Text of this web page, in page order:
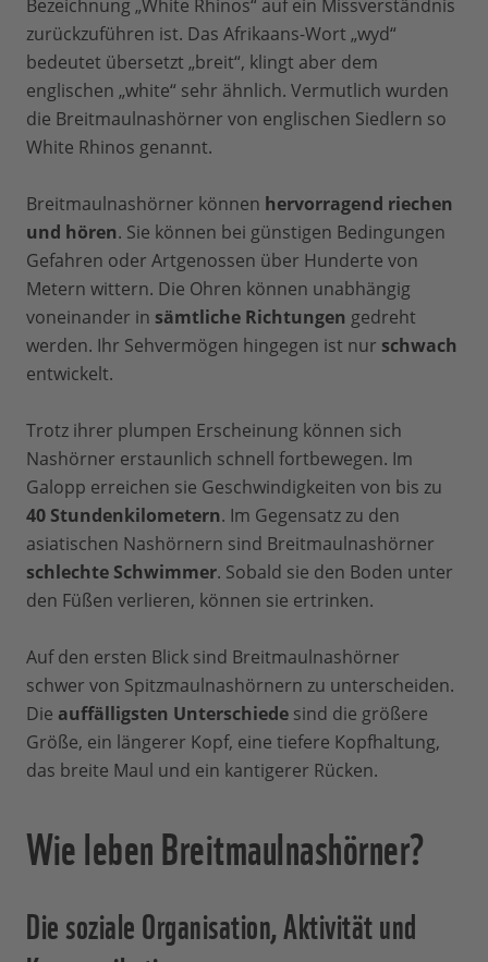
Bezeichnung „White Rhinos“ auf ein Missverständnis
zurückzuführen ist. Das Afrikaans-Wort „wyd“
bedeutet übersetzt „breit“, klingt aber dem
englischen „white“ sehr ähnlich. Vermutlich wurden
die Breitmaulnashörner von englischen Siedlern so
White Rhinos genannt.
Breitmaulnashörner können hervorragend riechen
und hören. Sie können bei günstigen Bedingungen
Gefahren oder Artgenossen über Hunderte von
Metern wittern. Die Ohren können unabhängig
voneinander in sämtliche Richtungen gedreht
werden. Ihr Sehvermögen hingegen ist nur schwach
entwickelt.
Trotz ihrer plumpen Erscheinung können sich
Nashörner erstaunlich schnell fortbewegen. Im
Galopp erreichen sie Geschwindigkeiten von bis zu
40 Stundenkilometern. Im Gegensatz zu den
asiatischen Nashörnern sind Breitmaulnashörner
schlechte Schwimmer. Sobald sie den Boden unter
den Füßen verlieren, können sie ertrinken.
Auf den ersten Blick sind Breitmaulnashörner
schwer von Spitzmaulnashörnern zu unterscheiden.
Die auffälligsten Unterschiede sind die größere
Größe, ein längerer Kopf, eine tiefere Kopfhaltung,
das breite Maul und ein kantigerer Rücken.
Wie leben Breitmaulnashörner?
Die soziale Organisation, Aktivität und